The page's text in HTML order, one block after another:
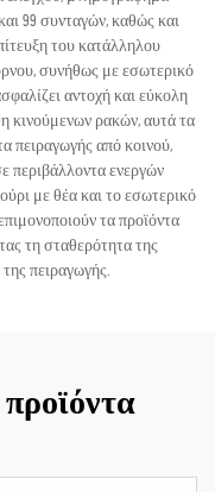
99 συνταγών, καθώς και
του κατάλληλου
συνήθως με εσωτερικό
αντοχή και εύκολη
κινούμενων ρακών, αυτά τα
πειραγωγής από κοινού,
περιβάλλοντα ενεργών
με θέα και το εσωτερικό
τα προϊόντα
τη σταθερότητα της
πειραγωγής.